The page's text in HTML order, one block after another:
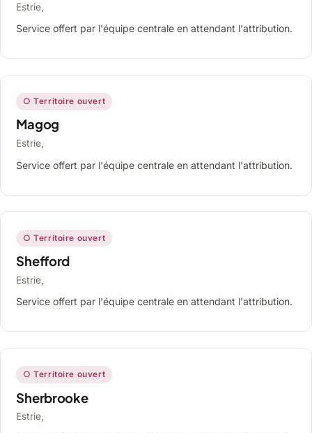
Estrie,
Service offert par l'équipe centrale en attendant l'attribution.
○ Territoire ouvert
Magog
Estrie,
Service offert par l'équipe centrale en attendant l'attribution.
○ Territoire ouvert
Shefford
Estrie,
Service offert par l'équipe centrale en attendant l'attribution.
○ Territoire ouvert
Sherbrooke
Estrie,